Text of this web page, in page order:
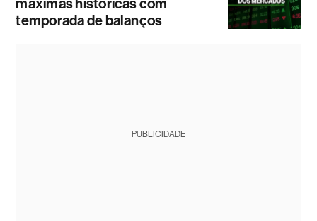
temporada de balanços
PUBLICIDADE